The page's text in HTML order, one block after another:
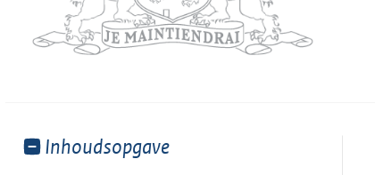
Toon
Inhoudsopgave